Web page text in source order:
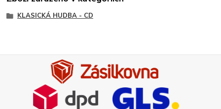
KLASICKÁ HUDBA - CD